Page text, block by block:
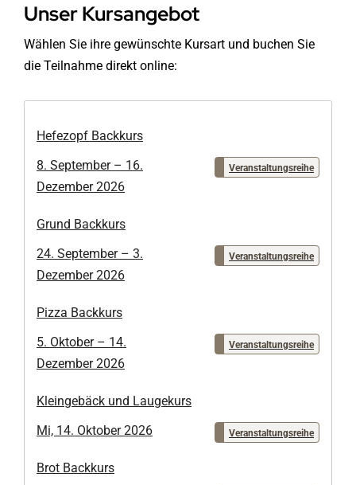
Unser Kursangebot
Wählen Sie ihre gewünschte Kursart und buchen Sie
die Teilnahme direkt online:
Hefezopf Backkurs
8. September – 16.
Dezember 2026
Veranstaltungsreihe
Grund Backkurs
24. September – 3.
Dezember 2026
Veranstaltungsreihe
Pizza Backkurs
5. Oktober – 14.
Dezember 2026
Veranstaltungsreihe
Kleingebäck und Laugekurs
Mi, 14. Oktober 2026
Veranstaltungsreihe
Brot Backkurs